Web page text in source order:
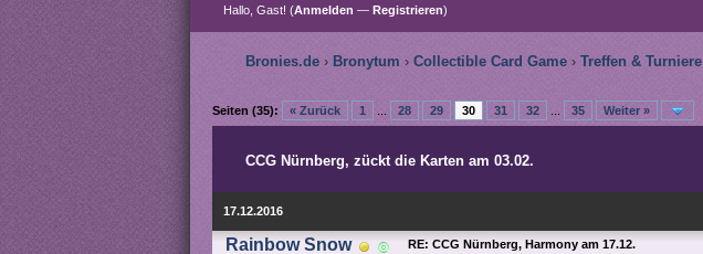
Hallo, Gast! (Anmelden — Registrieren)
Bronies.de › Bronytum › Collectible Card Game › Treffen & Turniere
Seiten (35): « Zurück 1 28 29 30 31 32 35 Weiter »
CCG Nürnberg, zückt die Karten am 03.02.
17.12.2016
Rainbow Snow RE: CCG Nürnberg, Harmony am 17.12.